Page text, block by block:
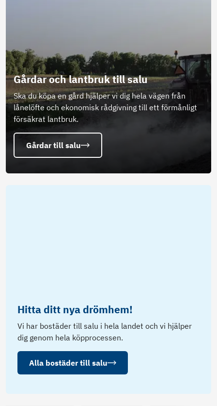
Gårdar och lantbruk till salu
Ska du köpa en gård hjälper vi dig hela vägen från
lånelöfte och ekonomisk rådgivning till ett förmånligt
försäkrat lantbruk.
Gårdar till salu
Hitta ditt nya drömhem!
Vi har bostäder till salu i hela landet och vi hjälper
dig genom hela köpprocessen.
Alla bostäder till salu